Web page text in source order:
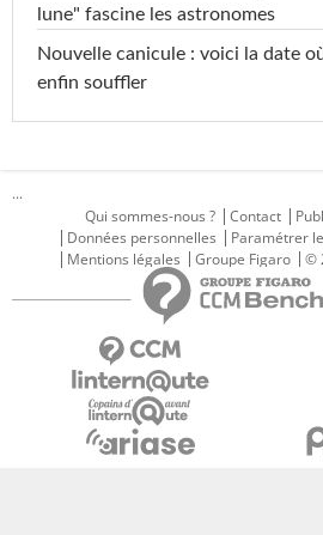
lune" fascine les astronomes
Nouvelle canicule : voici la date
enfin souffler
...
Qui sommes-nous ?
Contact
Données personnelles
Paramétrer
Mentions légales
Groupe Figaro ©